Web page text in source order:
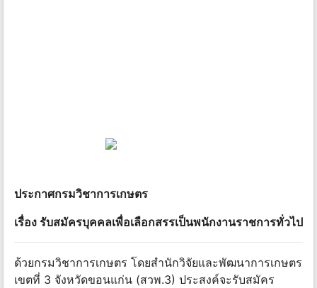
ประกาศกรมวิชาการเกษตร
เรื่อง รับสมัครบุคคลเพื่อเลือกสรรเป็นพนักงานราชการทั่วไป
ด้วยกรมวิชาการเกษตร โดยสำนักวิจัยและพัฒนาการเกษตร
เขตที่ 3 จังหวัดขอนแก่น (สวพ.3) ประสงค์จะรับสมัคร